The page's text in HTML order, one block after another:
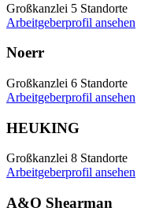
Großkanzlei 5 Standorte
Arbeitgeberprofil ansehen
Noerr
Großkanzlei 6 Standorte
Arbeitgeberprofil ansehen
HEUKING
Großkanzlei 8 Standorte
Arbeitgeberprofil ansehen
A&O Shearman